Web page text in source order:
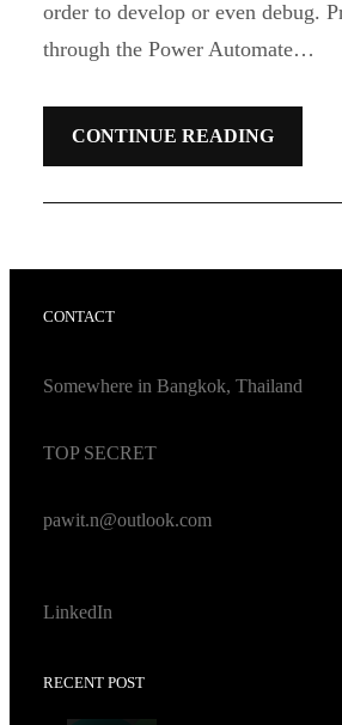
order to develop or even debug.
through the Power Automate…
CONTINUE READING
CONTACT
Somewhere in Bangkok, Thailand
TOP SECRET
pawit.n@outlook.com
LinkedIn
RECENT POST